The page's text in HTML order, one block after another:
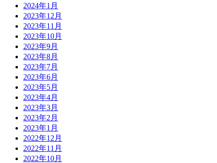
2024年1月
2023年12月
2023年11月
2023年10月
2023年9月
2023年8月
2023年7月
2023年6月
2023年5月
2023年4月
2023年3月
2023年2月
2023年1月
2022年12月
2022年11月
2022年10月